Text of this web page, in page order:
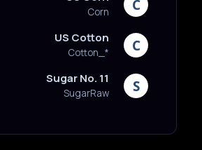
Corn
US Cotton
Cotton_*
Sugar No. 11
SugarRaw